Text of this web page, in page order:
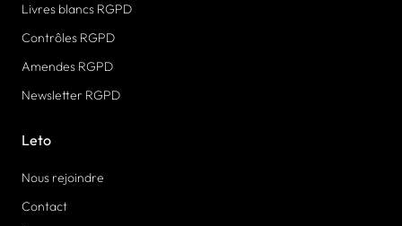
Livres blancs RGPD
Contrôles RGPD
Amendes RGPD
Newsletter RGPD
Leto
Nous rejoindre
Contact